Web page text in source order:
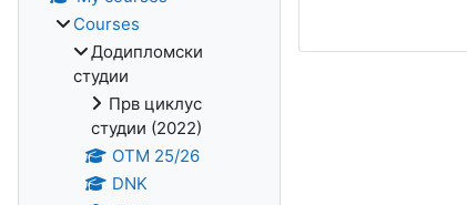
Courses
Додипломски
студии
Прв циклус
студии (2022)
OTM 25/26
DNK